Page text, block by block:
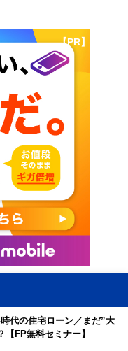
【PR】
代の住宅ローン／まだ”大
【FP無料セミナー】